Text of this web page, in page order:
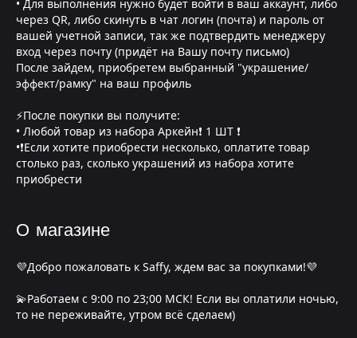
• Для выполнения нужно будет войти в ваш аккаунт, либо
через QR, либо скинуть в чат логин (почта) и пароль от
вашей учетной записи, так же подтвердить менеджеру
вход через почту (придёт на Вашу почту письмо)
После зайдем, приобретем выбранный "украшение/
эффект/рамку" на ваш профиль
⚡После покупки вы получите:
• Любой товар из набора Аркейн❗ 1 ШТ ❗
•❗Если хотите приобрести несколько, оплатите товар
столько раз, сколько украшений из набора хотите
приобрести
О магазине
💜Добро пожаловать к Saffy, ждем вас за покупками!💜
💫Работаем с 9:00 по 23;00 МСК! Если вы оплатили ночью,
то не переживайте, утром всё сделаем)